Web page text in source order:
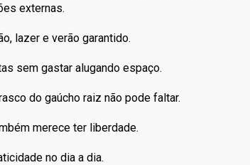
externas.
lazer e verão garantido.
sem gastar alugando espaço.
do gaúcho raiz não pode faltar.
merece ter liberdade.
no dia a dia.